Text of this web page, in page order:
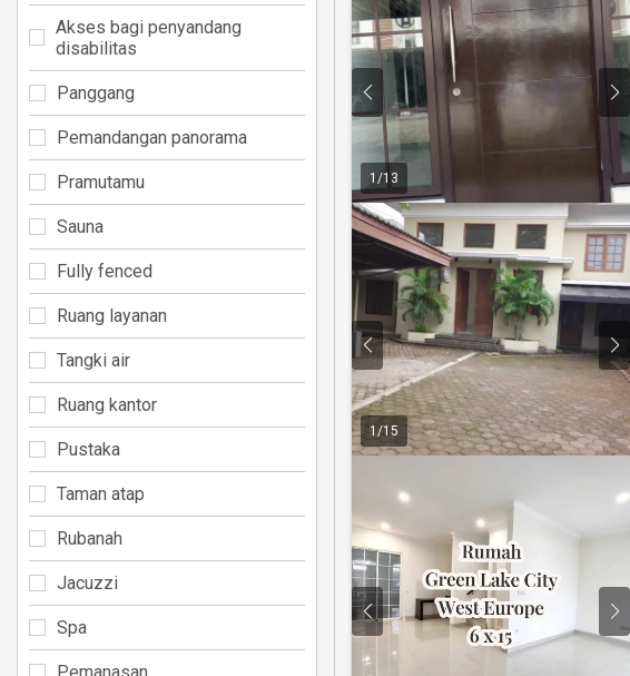
1 /13
1 /15
Akses bagi penyandang
disabilitas
Panggang
Pemandangan panorama
Pramutamu
Sauna
Fully fenced
Ruang layanan
Tangki air
Ruang kantor
Pustaka
Taman atap
Rubanah
Jacuzzi
Spa
Pemanasan